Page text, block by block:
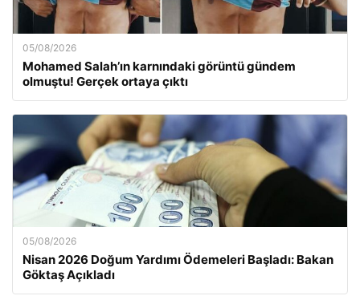
05/08/2026
Mohamed Salah’ın karnındaki görüntü gündem
olmuştu! Gerçek ortaya çıktı
05/08/2026
Nisan 2026 Doğum Yardımı Ödemeleri Başladı: Bakan
Göktaş Açıkladı